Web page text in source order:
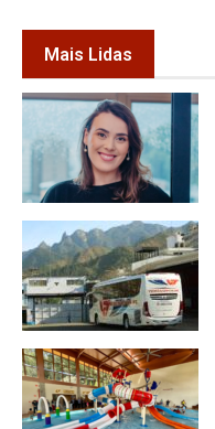
Mais Lidas